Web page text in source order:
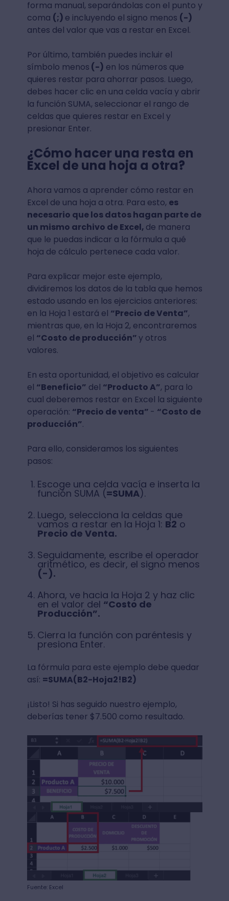
forma manual, separándolas con el punto y
coma (;) e incluyendo el signo menos (-)
antes del valor que vas a restar en Excel.
Por último, también puedes incluir el
símbolo menos (-) en los números que
quieres restar para ahorrar pasos. Luego,
debes hacer clic en una celda vacía y abrir
la función SUMA, seleccionar el rango de
celdas que quieres restar en Excel y
presionar Enter.
¿Cómo hacer una resta en
Excel de una hoja a otra?
Ahora vamos a aprender cómo restar en
Excel de una hoja a otra. Para esto, es
necesario que los datos hagan parte de
un mismo archivo de Excel, de manera
que le puedas indicar a la fórmula a qué
hoja de cálculo pertenece cada valor.
Para explicar mejor este ejemplo,
dividiremos los datos de la tabla que hemos
estado usando en los ejercicios anteriores:
en la Hoja 1 estará el “Precio de Venta”,
mientras que, en la Hoja 2, encontraremos
el “Costo de producción”y otros
valores.
En esta oportunidad, el objetivo es calcular
el “Beneficio” del “Producto A”, para lo
cual deberemos restar en Excel la siguiente
operación: “Precio de venta” - “Costo de
producción”.
Para ello, consideramos los siguientes
pasos:
Escoge una celda vacía e inserta la
función SUMA (=SUMA).
Luego, selecciona la celdas que
vamos a restar en la Hoja 1: B2 o
Precio de Venta.
Seguidamente, escribe el operador
aritmético, es decir, el signo menos
(-).
Ahora, ve hacia la Hoja 2 y haz clic
en el valor del “Costo de
Producción”.
Cierra la función con paréntesis y
presiona Enter.
La fórmula para este ejemplo debe quedar
así: =SUMA(B2-Hoja2!B2)
¡Listo! Si has seguido nuestro ejemplo,
deberías tener $7.500 como resultado.
Fuente: Excel